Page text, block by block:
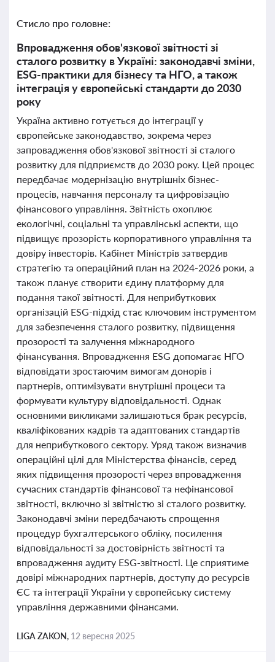
Стисло про головне:
Впровадження обов'язкової звітності зі
сталого розвитку в Україні: законодавчі зміни,
ESG-практики для бізнесу та НГО, а також
інтеграція у європейські стандарти до 2030
року
Україна активно готується до інтеграції у
європейське законодавство, зокрема через
запровадження обов'язкової звітності зі сталого
розвитку для підприємств до 2030 року. Цей процес
передбачає модернізацію внутрішніх бізнес-
процесів, навчання персоналу та цифровізацію
фінансового управління. Звітність охоплює
екологічні, соціальні та управлінські аспекти, що
підвищує прозорість корпоративного управління та
довіру інвесторів. Кабінет Міністрів затвердив
стратегію та операційний план на 2024-2026 роки, а
також планує створити єдину платформу для
подання такої звітності. Для неприбуткових
організацій ESG-підхід стає ключовим інструментом
для забезпечення сталого розвитку, підвищення
прозорості та залучення міжнародного
фінансування. Впровадження ESG допомагає НГО
відповідати зростаючим вимогам донорів і
партнерів, оптимізувати внутрішні процеси та
формувати культуру відповідальності. Однак
основними викликами залишаються брак ресурсів,
кваліфікованих кадрів та адаптованих стандартів
для неприбуткового сектору. Уряд також визначив
операційні цілі для Міністерства фінансів, серед
яких підвищення прозорості через впровадження
сучасних стандартів фінансової та нефінансової
звітності, включно зі звітністю зі сталого розвитку.
Законодавчі зміни передбачають спрощення
процедур бухгалтерського обліку, посилення
відповідальності за достовірність звітності та
впровадження аудиту ESG-звітності. Це сприятиме
довірі міжнародних партнерів, доступу до ресурсів
ЄС та інтеграції України у європейську систему
управління державними фінансами.
LIGA ZAKON, 12 вересня 2025